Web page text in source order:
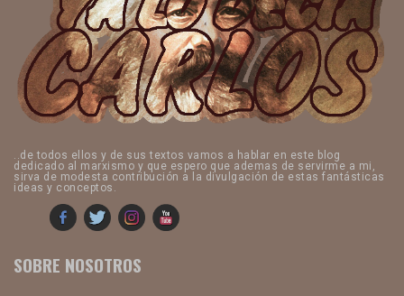
..de todos ellos y de sus textos vamos a hablar en este blog
dedicado al marxismo y que espero que ademas de servirme a mi,
sirva de modesta contribución a la divulgación de estas fantásticas
ideas y conceptos.
SOBRE NOSOTROS